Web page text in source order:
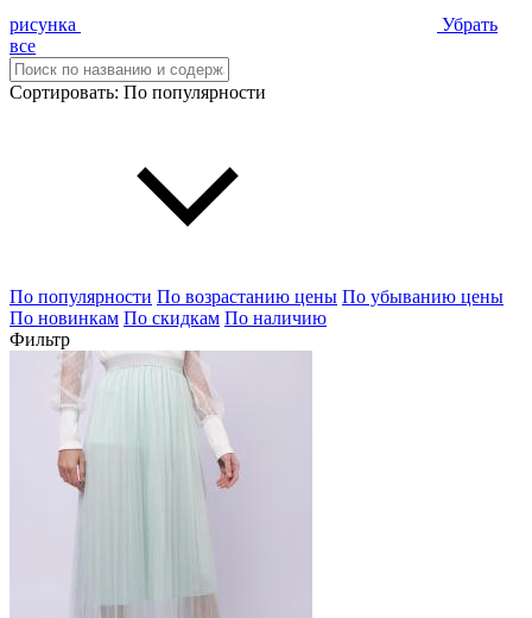
рисунка
Убрать
все
Сортировать: По популярности
По популярности По возрастанию цены По убыванию цены
По новинкам По скидкам По наличию
Фильтр